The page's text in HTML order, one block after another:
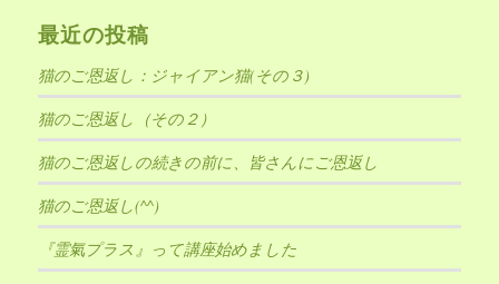
最近の投稿
猫のご恩返し：ジャイアン猫(その３)
猫のご恩返し（その２）
猫のご恩返しの続きの前に、皆さんにご恩返し
猫のご恩返し(^^)
『霊氣プラス』って講座始めました